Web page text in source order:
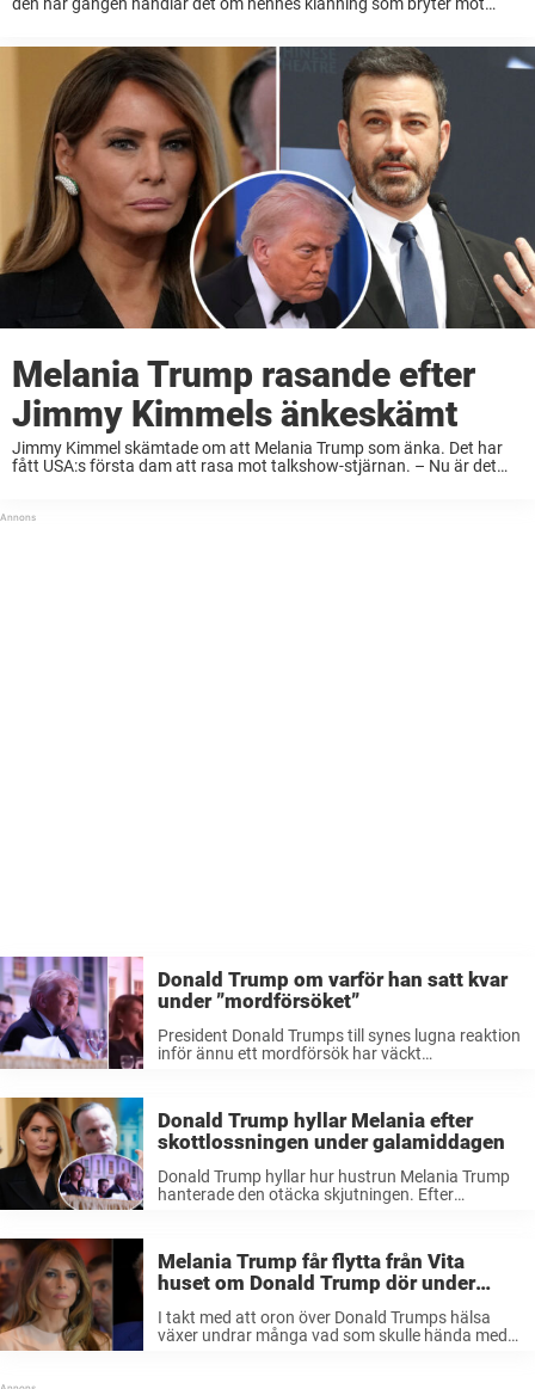
Melania Trump rasande efter
Jimmy Kimmels änkeskämt
Jimmy Kimmel skämtade om att Melania Trump som änka. Det har
fått USA:s första dam att rasa mot talkshow-stjärnan. – Nu är det
Donald Trump om varför han satt kvar
under ”mordförsöket”
President Donald Trumps till synes lugna reaktion
inför ännu ett mordförsök har väckt
lördagen ...
Donald Trump hyllar Melania efter
skottlossningen under galamiddagen
Donald Trump hyllar hur hustrun Melania Trump
hanterade den otäcka skjutningen. Efter
...
Melania Trump får flytta från Vita
huset om Donald Trump dör under
I takt med att oron över Donald Trumps hälsa
växer undrar många vad som skulle hända med